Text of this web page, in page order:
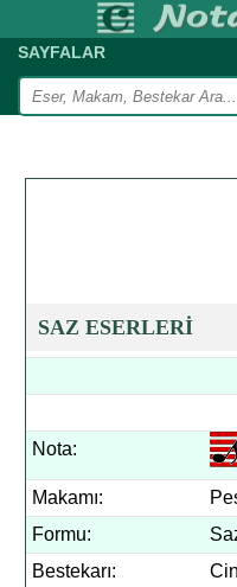
SAYFALAR
SAZ ESERLERİ
Nota:
Makamı:
Formu:
Bestekarı: